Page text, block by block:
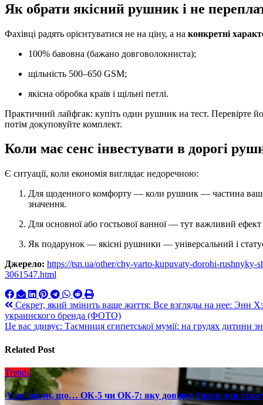
Як обрати якісний рушник і не
Фахівці радять орієнтуватися не на ціну, а на конкретні
100% бавовна (бажано довговолокниста);
щільність 500–650 GSM;
якісна обробка країв і щільні петлі.
Практичний лайфгак: купіть один рушник на тест. Перевірте
потім докуповуйте комплект.
Коли має сенс інвестувати в дорогі
Є ситуації, коли економія виглядає недоречною:
Для щоденного комфорту — коли рушник — частина вашого щоденного ритуалу, тактильні відчуття мають
значення.
Для основної або гостьової ванної — тут важливий
Як подарунок — якісні рушники — універсальний і
Джерело: https://tsn.ua/other/chy-varto-kupuvaty-dorohi-
3061547.html
Навигация
по
Секрет, який змінить ваше життя: Все взгляды на нее: Энн
украинского бренда (ФОТО)
Це вас здивує: Таємниця єгипетської мумії: на грудях дитини
Related Post
Trends
А ви знали, що… ОК-5 чи ОК-7: яку довідку брати для